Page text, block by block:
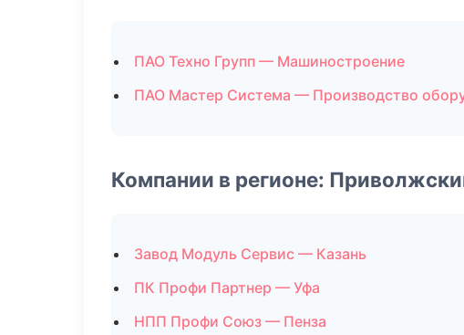
ПАО Техно Групп — Машиностроение
ПАО Мастер Система — Производство
Компании в регионе:
Завод Модуль Сервис — Казань
ПК Профи Партнер — Уфа
НПП Профи Союз — Пенза